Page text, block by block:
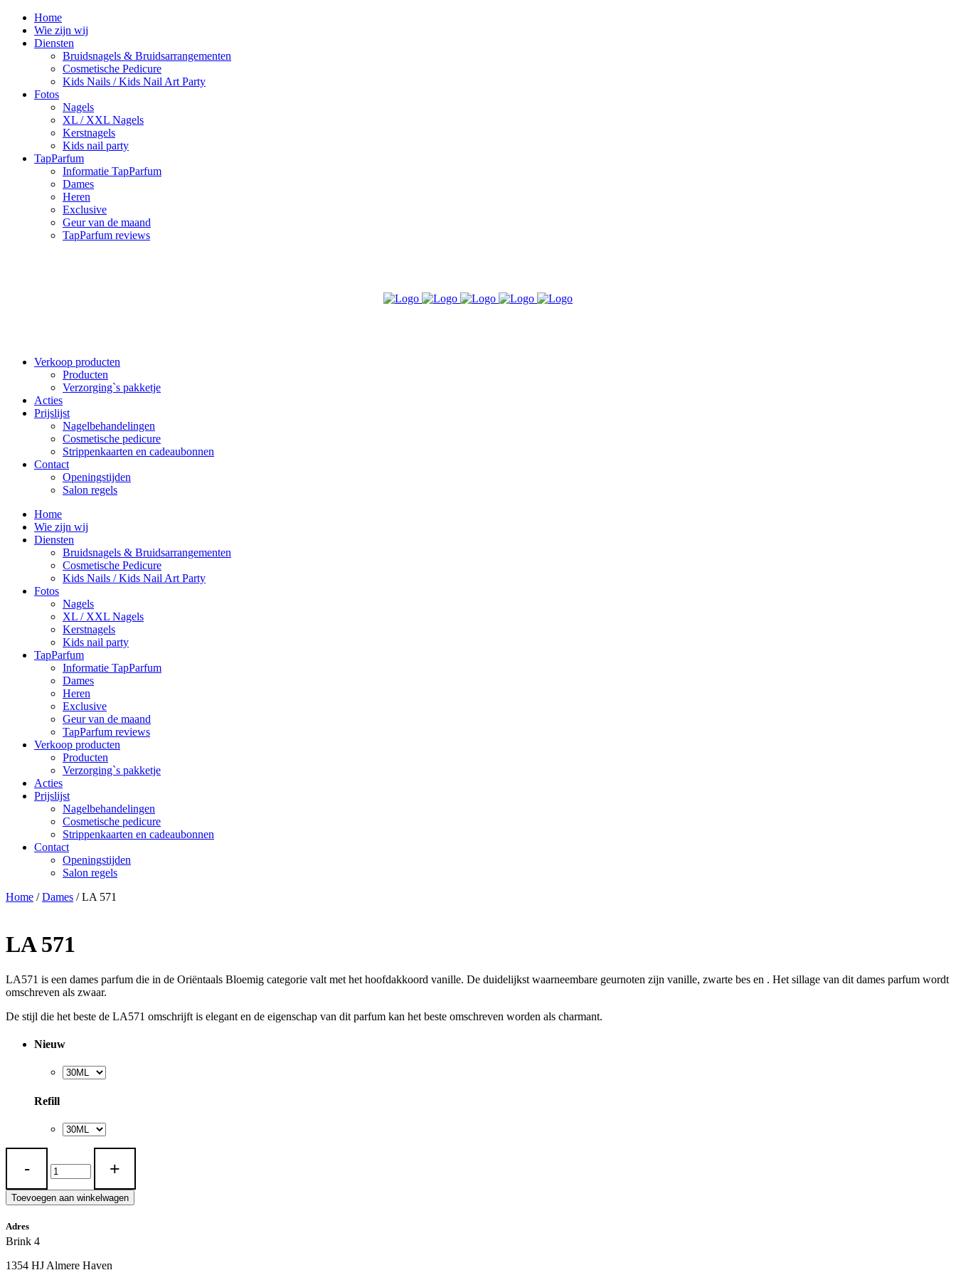
Home
Wie zijn wij
Diensten
Bruidsnagels & Bruidsarrangementen
Cosmetische Pedicure
Kids Nails / Kids Nail Art Party
Fotos
Nagels
XL / XXL Nagels
Kerstnagels
Kids nail party
TapParfum
Informatie TapParfum
Dames
Heren
Exclusive
Geur van de maand
TapParfum reviews
Verkoop producten
Producten
Verzorging`s pakketje
Acties
Prijslijst
Nagelbehandelingen
Cosmetische pedicure
Strippenkaarten en cadeaubonnen
Contact
Openingstijden
Salon regels
Home
Wie zijn wij
Diensten
Bruidsnagels & Bruidsarrangementen
Cosmetische Pedicure
Kids Nails / Kids Nail Art Party
Fotos
Nagels
XL / XXL Nagels
Kerstnagels
Kids nail party
TapParfum
Informatie TapParfum
Dames
Heren
Exclusive
Geur van de maand
TapParfum reviews
Verkoop producten
Producten
Verzorging`s pakketje
Acties
Prijslijst
Nagelbehandelingen
Cosmetische pedicure
Strippenkaarten en cadeaubonnen
Contact
Openingstijden
Salon regels
Home /Dames / LA 571
LA 571
LA571 is een dames parfum die in de Oriëntaals Bloemig categorie valt met het hoofdakkoord vanille. De duidelijkst waarneembare geurnoten zijn vanille, zwarte bes en . Het sillage van dit dames parfum wordt
omschreven als zwaar.
De stijl die het beste de LA571 omschrijft is elegant en de eigenschap van dit parfum kan het beste omschreven worden als charmant.
Nieuw
Refill
LA
Toevoegen aan winkelwagen
Adres
Brink 4
1354 HJ Almere Haven